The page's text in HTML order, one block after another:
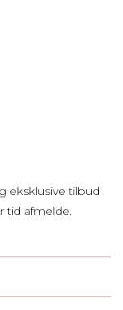
eksklusive tilbud
tid afmelde.